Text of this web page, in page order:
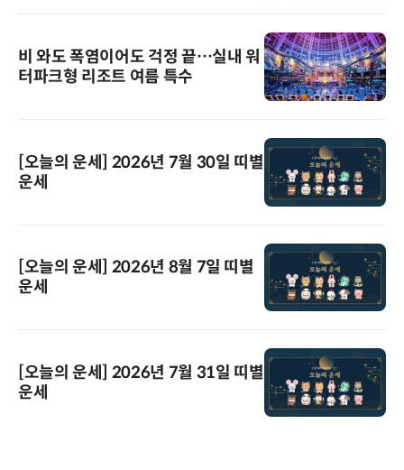
비 와도 폭염이어도 걱정 끝…실내 워
터파크형 리조트 여름 특수
[오늘의 운세] 2026년 7월 30일 띠별
운세
[오늘의 운세] 2026년 8월 7일 띠별
운세
[오늘의 운세] 2026년 7월 31일 띠별
운세